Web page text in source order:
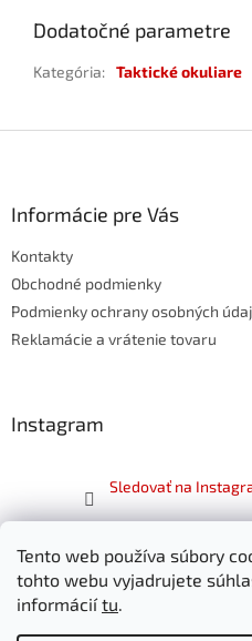
Tento web používa súbory
tohto webu vyjadrujete
informáciítu.
Dodatočné parametre
Kategória: Taktické okuliare
Informácie pre Vás
Kontakty
Obchodné podmienky
Podmienky ochrany osobných
Reklamácie a vrátenie tovaru
Instagram
Sledovať na
Facebook